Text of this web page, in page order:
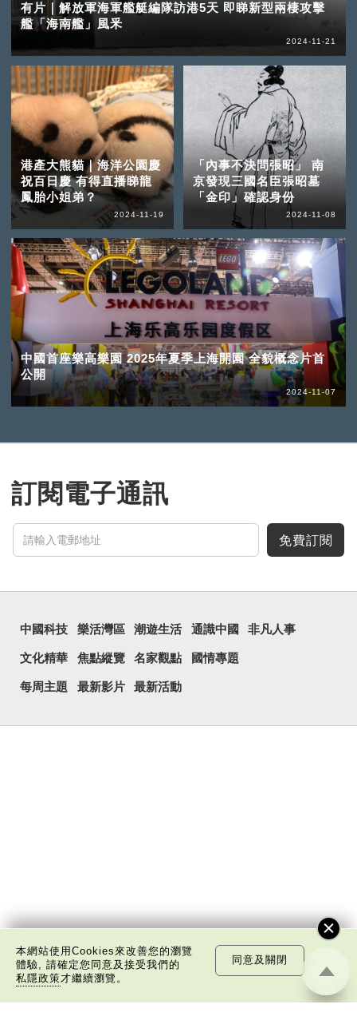
有片｜解放軍海軍艦艇編隊訪港5天 即睇新型兩棲攻擊
艦「海南艦」風釆
2024-11-21
港產大熊貓｜海洋公園慶
祝百日慶 有得直播睇龍
鳳胎小姐弟？
2024-11-19
「內事不決問張昭」 南
京發現三國名臣張昭墓
「金印」確認身份
2024-11-08
中國首座樂高樂園 2025年夏季上海開園 全貌概念片首
公開
2024-11-07
訂閱電子通訊
免費訂閱
中國科技 樂活灣區 潮遊生活 通識中國 非凡人事
文化精華 焦點縱覽 名家觀點 國情專題
每周主題 最新影片 最新活動
本網站使用Cookies來改善您的瀏覽
體驗, 請確定您同意及接受我們的
私隱政策才繼續瀏覽。
同意及關閉